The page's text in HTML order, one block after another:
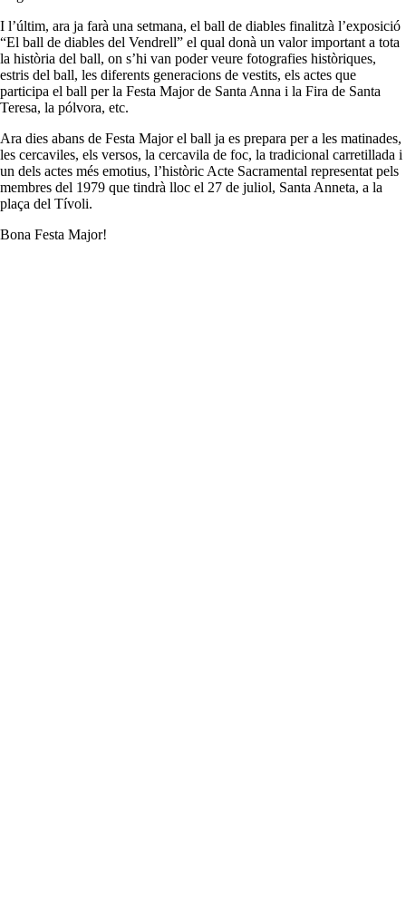
I l’últim, ara ja farà una setmana, el ball de diables finalitzà l’exposició
“El ball de diables del Vendrell” el qual donà un valor important a tota
la història del ball, on s’hi van poder veure fotografies històriques,
estris del ball, les diferents generacions de vestits, els actes que
participa el ball per la Festa Major de Santa Anna i la Fira de Santa
Teresa, la pólvora, etc.
Ara dies abans de Festa Major el ball ja es prepara per a les matinades,
les cercaviles, els versos, la cercavila de foc, la tradicional carretillada i
un dels actes més emotius, l’històric Acte Sacramental representat pels
membres del 1979 que tindrà lloc el 27 de juliol, Santa Anneta, a la
plaça del Tívoli.
Bona Festa Major!